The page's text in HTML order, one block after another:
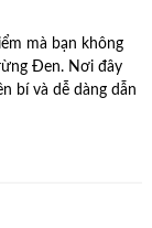
mà bạn không
Đen. Nơi đây
bí và dễ dàng dẫn